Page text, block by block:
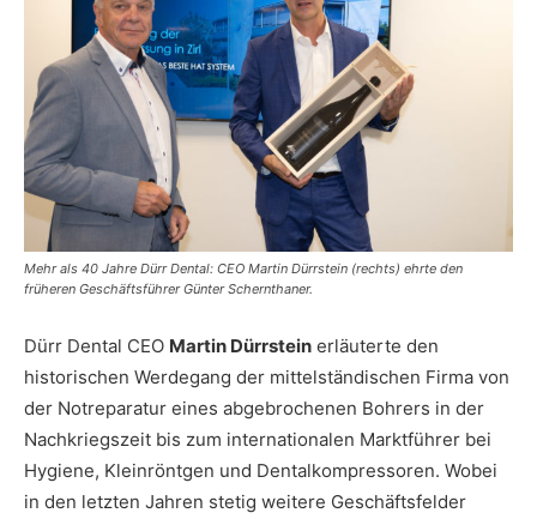
Mehr als 40 Jahre Dürr Dental: CEO Martin Dürrstein (rechts) ehrte den
früheren Geschäftsführer Günter Schernthaner.
Dürr Dental CEO Martin Dürrstein erläuterte den
historischen Werdegang der mittelständischen Firma von
der Notreparatur eines abgebrochenen Bohrers in der
Nachkriegszeit bis zum internationalen Marktführer bei
Hygiene, Kleinröntgen und Dentalkompressoren. Wobei
in den letzten Jahren stetig weitere Geschäftsfelder